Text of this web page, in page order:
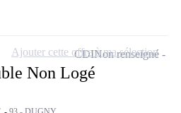
Non Logé
CDINon renseigné
Ajouter cette offre à ma sélection